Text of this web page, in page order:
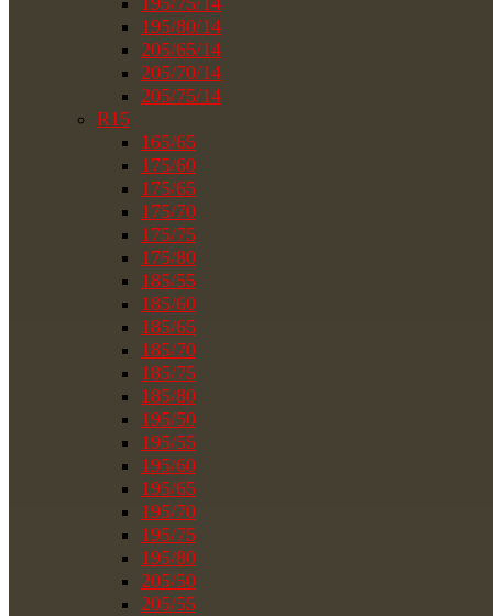
195/80/14
205/65/14
205/70/14
205/75/14
R15
165/65
175/60
175/65
175/70
175/75
175/80
185/55
185/60
185/65
185/70
185/75
185/80
195/50
195/55
195/60
195/65
195/70
195/75
195/80
205/50
205/55